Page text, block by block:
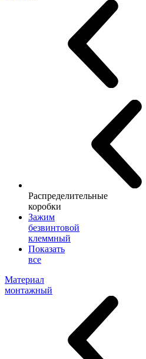
Распределительные
коробки
Зажим
безвинтовой
клеммный
Показать
все
Материал
монтажный